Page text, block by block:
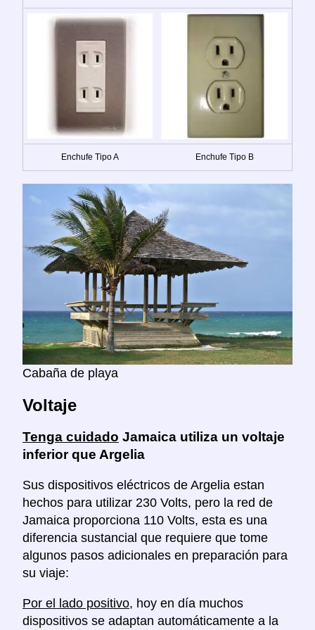
Enchufe Tipo A Enchufe Tipo B
Cabaña de playa
Voltaje
Tenga cuidado Jamaica utiliza un voltaje
inferior que Argelia
Sus dispositivos eléctricos de Argelia estan
hechos para utilizar 230 Volts, pero la red de
Jamaica proporciona 110 Volts, esta es una
diferencia sustancial que requiere que tome
algunos pasos adicionales en preparación para
su viaje:
Por el lado positivo, hoy en día muchos
dispositivos se adaptan automáticamente a la